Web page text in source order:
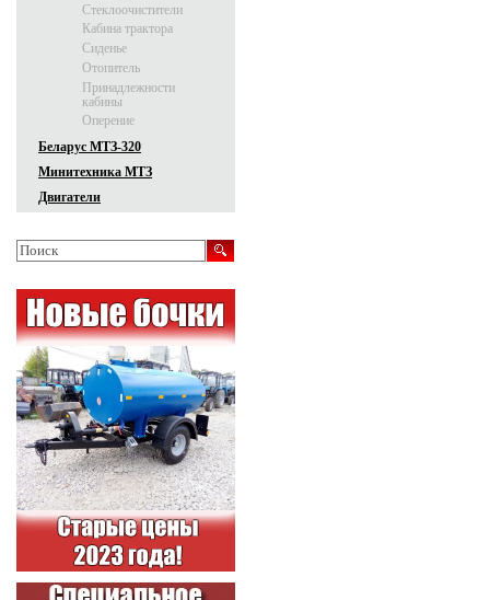
Стеклоочистители
Кабина трактора
Сиденье
Отопитель
Принадлежности
кабины
Оперение
Беларус МТЗ-320
Минитехника МТЗ
Двигатели